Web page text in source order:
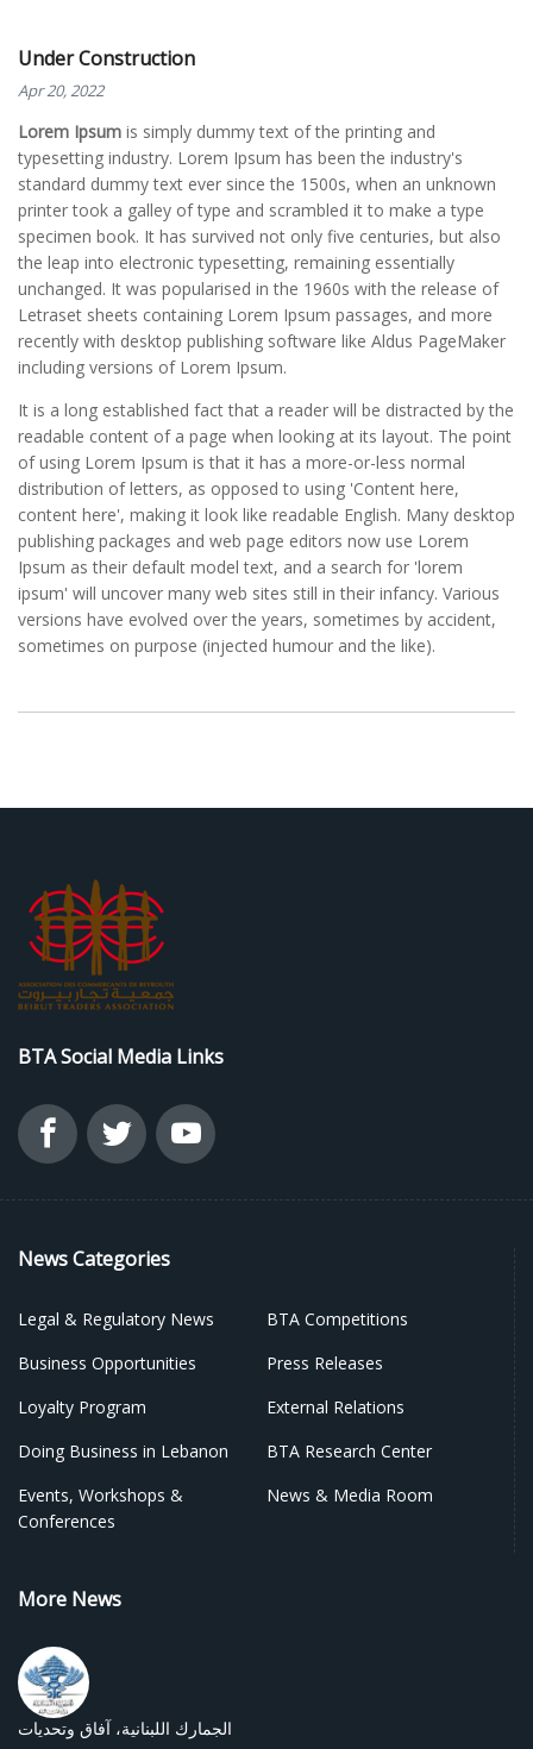
Under Construction
Apr 20, 2022
Lorem Ipsum is simply dummy text of the printing and
typesetting industry. Lorem Ipsum has been the industry's
standard dummy text ever since the 1500s, when an unknown
printer took a galley of type and scrambled it to make a type
specimen book. It has survived not only five centuries, but also
the leap into electronic typesetting, remaining essentially
unchanged. It was popularised in the 1960s with the release of
Letraset sheets containing Lorem Ipsum passages, and more
recently with desktop publishing software like Aldus PageMaker
including versions of Lorem Ipsum.
It is a long established fact that a reader will be distracted by the
readable content of a page when looking at its layout. The point
of using Lorem Ipsum is that it has a more-or-less normal
distribution of letters, as opposed to using 'Content here,
content here', making it look like readable English. Many desktop
publishing packages and web page editors now use Lorem
Ipsum as their default model text, and a search for 'lorem
ipsum' will uncover many web sites still in their infancy. Various
versions have evolved over the years, sometimes by accident,
sometimes on purpose (injected humour and the like).
BTA Social Media Links
News Categories
Legal & Regulatory News
BTA Competitions
Business Opportunities
Press Releases
Loyalty Program
External Relations
Doing Business in Lebanon
BTA Research Center
Events, Workshops &
Conferences
News & Media Room
More News
الجمارك اللبنانية، آفاق وتحديات